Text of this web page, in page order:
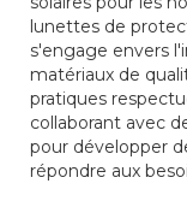
lunettes de
s'engage envers
matériaux de
pratiques
collaborant avec
pour développer
répondre aux